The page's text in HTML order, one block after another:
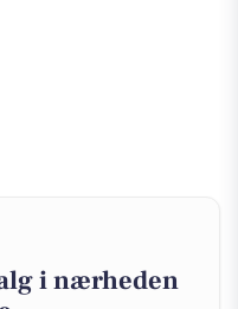
i nærheden